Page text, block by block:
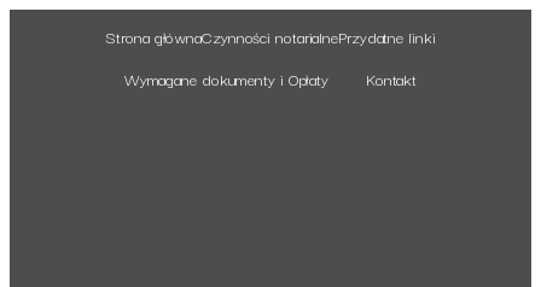
Strona głównaCzynności notarialnePrzydatne linki
Wymagane dokumenty i Opłaty
Kontakt